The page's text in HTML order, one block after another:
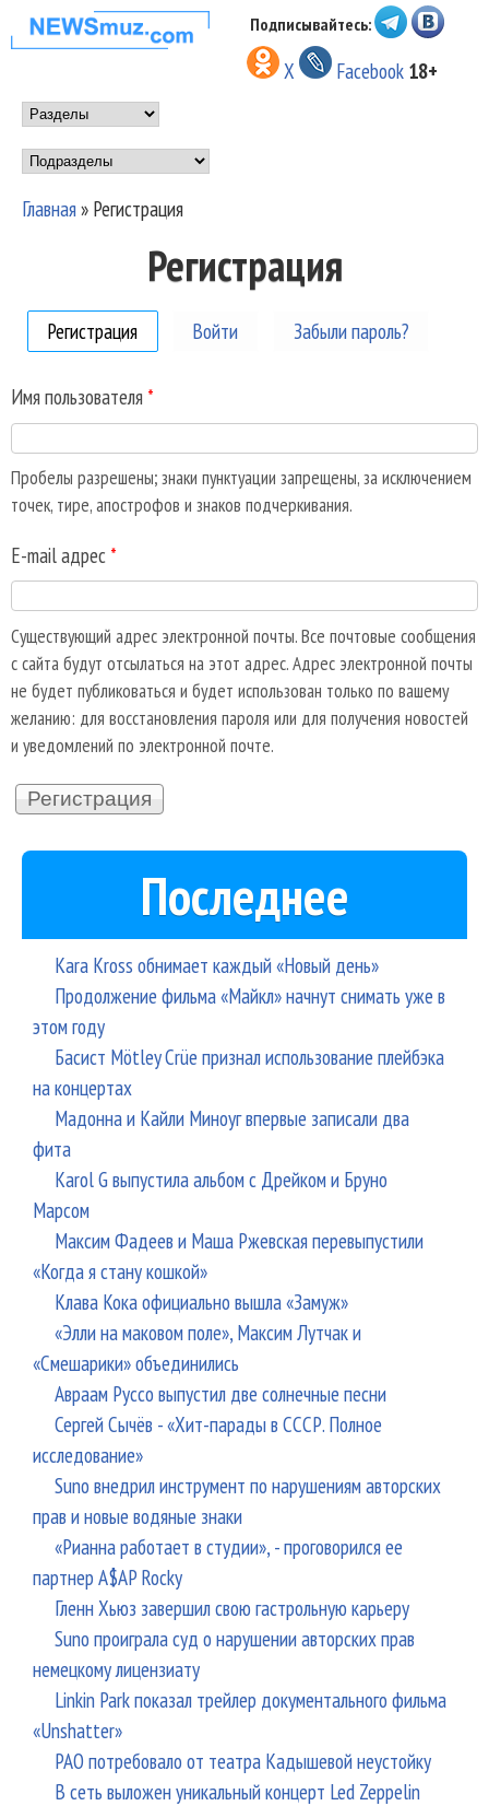
Перейти к основному
содержанию
НОВОСТИ
МУЗЫКИ И
ШОУ БИЗНЕСА
NEWSMUZ.COM
Подписывайтесь:
X Facebook 18+
Main menu
Подразделы
Главная» Регистрация
Регистрация
Регистрация (активная вкладка)
Войти Забыли пароль?
Имя пользователя *
Пробелы разрешены; знаки пунктуации запрещены, за исключением
точек, тире, апострофов и знаков подчеркивания.
E-mail адрес *
Существующий адрес электронной почты. Все почтовые сообщения
с сайта будут отсылаться на этот адрес. Адрес электронной почты
не будет публиковаться и будет использован только по вашему
желанию: для восстановления пароля или для получения новостей
и уведомлений по электронной почте.
Последнее
Kara Kross обнимает каждый «Новый день»
Продолжение фильма «Майкл» начнут снимать уже в
этом году
Басист Mötley Crüe признал использование плейбэка
на концертах
Мадонна и Кайли Миноуг впервые записали два
фита
Karol G выпустила альбом с Дрейком и Бруно
Марсом
Максим Фадеев и Маша Ржевская перевыпустили
«Когда я стану кошкой»
Клава Кока официально вышла «Замуж»
«Элли на маковом поле», Максим Лутчак и
«Смешарики» объединились
Авраам Руссо выпустил две солнечные песни
Сергей Сычёв - «Хит-парады в СССР. Полное
исследование»
Suno внедрил инструмент по нарушениям авторских
прав и новые водяные знаки
«Рианна работает в студии», - проговорился ее
партнер A$AP Rocky
Гленн Хьюз завершил свою гастрольную карьеру
Suno проиграла суд о нарушении авторских прав
немецкому лицензиату
Linkin Park показал трейлер документального фильма
«Unshatter»
РАО потребовало от театра Кадышевой неустойку
В сеть выложен уникальный концерт Led Zeppelin